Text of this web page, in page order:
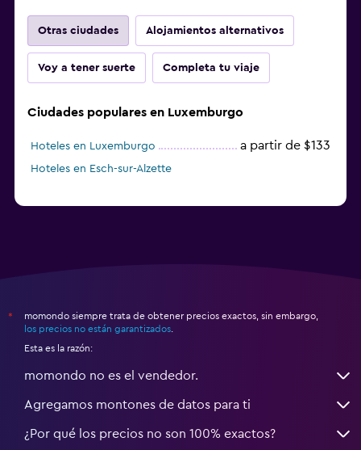
Zona de trabajo
Fax/fotocopiadora
Otras ciudades Alojamientos alternativos
Voy a tener suerte Completa tu viaje
Ciudades populares en Luxemburgo
Hoteles en Luxemburgo a partir de $133
Hoteles en Esch-sur-Alzette
*
momondo siempre trata de obtener precios exactos, sin embargo,
los precios no están garantizados
Esta es la razón:
momondo no es el vendedor.
Agregamos montones de datos para ti
¿Por qué los precios no son 100% exactos?